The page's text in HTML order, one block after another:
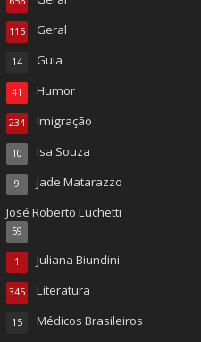
Geral
115
Guia
14
Humor
41
Imigração
234
Isa Souza
10
Jade Matarazzo
9
José Roberto Luchetti
59
Juliana Biundini
1
Literatura
345
Médicos Brasileiros
15